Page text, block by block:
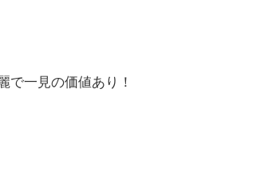
で一見の価値あり！